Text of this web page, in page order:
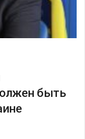
быть